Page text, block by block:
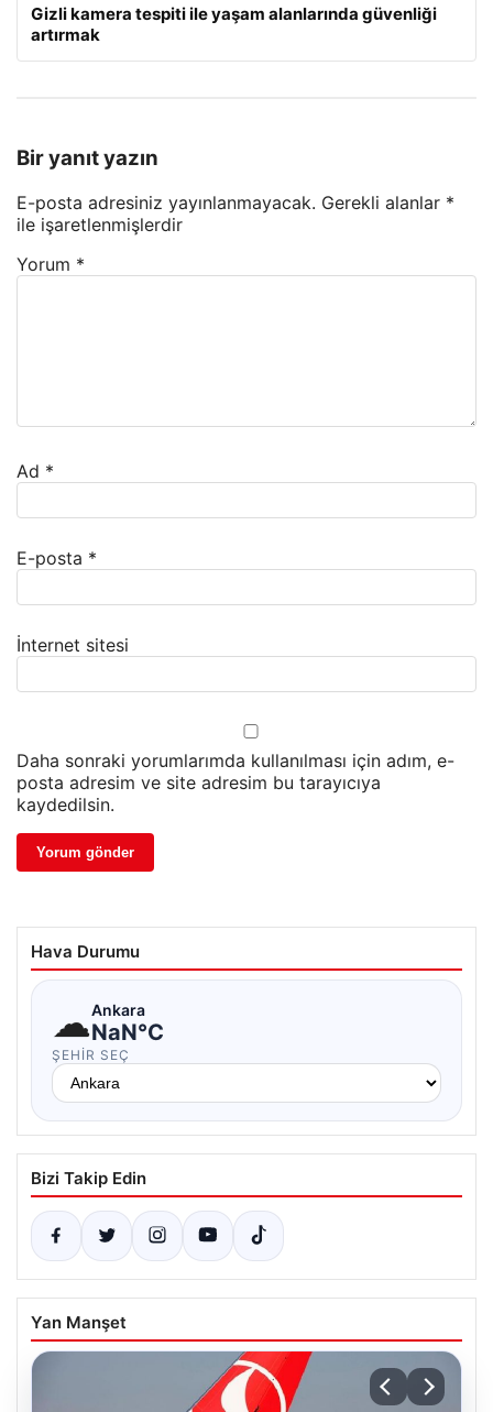
Gizli kamera tespiti ile yaşam alanlarında güvenliği
artırmak
Bir yanıt yazın
E-posta adresiniz yayınlanmayacak. Gerekli alanlar *
ile işaretlenmişlerdir
Yorum *
Ad *
E-posta *
İnternet sitesi
Daha sonraki yorumlarımda kullanılması için adım, e-
posta adresim ve site adresim bu tarayıcıya
kaydedilsin.
Hava Durumu
☁Ankara
NaN°C
ŞEHIR SEÇ
Bizi Takip Edin
Yan Manşet